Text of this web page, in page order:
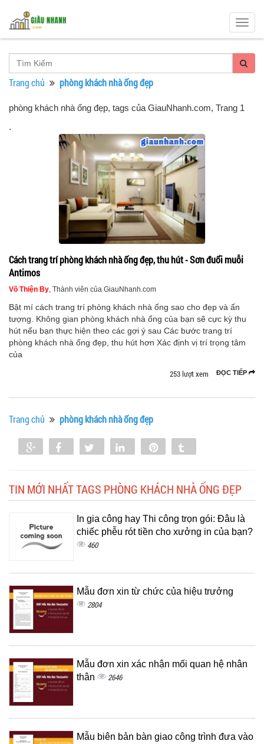
Trang chủ phòng khách nhà ống đẹp
phòng khách nhà ống đẹp, tags của GiauNhanh.com, Trang 1
.
Cách trang trí phòng khách nhà ống đẹp, thu hút - Sơn đuổi muỗi
Antimos
Võ Thiện By, Thành viên của GiauNhanh.com
Bật mí cách trang trí phòng khách nhà ống sao cho đẹp và ấn
tượng. Không gian phòng khách nhà ống của bạn sẽ cực kỳ thu
hút nếu bạn thực hiện theo các gợi ý sau Các bước trang trí
phòng khách nhà ống đẹp, thu hút hơn Xác định vị trí trọng tâm
của
ĐỌC TIẾP
253 lượt xem
Trang chủ phòng khách nhà ống đẹp
Share Share Tweet Share
TIN MỚI NHẤT TAGS PHÒNG KHÁCH NHÀ ỐNG ĐẸP
In gia công hay Thi công trọn gói: Đâu là
chiếc phễu rót tiền cho xưởng in của bạn?
460
Mẫu đơn xin từ chức của hiệu trưởng
2804
Mẫu đơn xin xác nhận mối quan hệ nhân
thân
2646
Mẫu biên bản bàn giao công trình đưa vào